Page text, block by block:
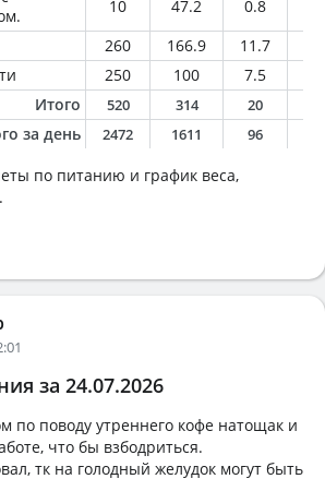
10 47.2 0.8
260 166.9 11.7
250 100 7.5
Итого
520 314 20
за день 2472 1611 96
по питанию и график веса,
.
за 24.07.2026
по поводу утреннего кофе натощак и
что бы взбодриться.
тк на голодный желудок могут быть